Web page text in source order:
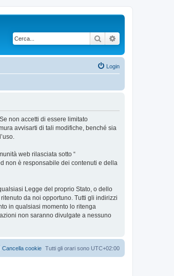
Cerca
Login
non accetti di essere limitato
avvisarti di tali modifiche, benché sia
web rilasciata sotto “
non è responsabile dei contenuti e della
Legge del proprio Stato, o dello
da noi opportuno. Tutti gli indirizzi
in qualsiasi momento lo ritenga
non saranno divulgate a nessuno
Tutti gli orari sono UTC+02:00
Cancella cookie